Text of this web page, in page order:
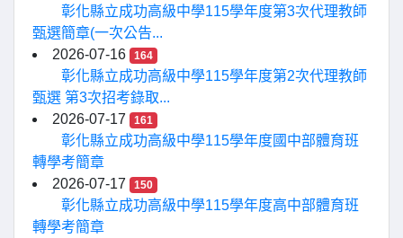
彰化縣立成功高級中學115學年度第3次代理教師
甄選簡章(一次公告...
2026-07-16
164
彰化縣立成功高級中學115學年度第2次代理教師
甄選 第3次招考錄取...
2026-07-17
161
彰化縣立成功高級中學115學年度國中部體育班
轉學考簡章
2026-07-17
150
彰化縣立成功高級中學115學年度高中部體育班
轉學考簡章